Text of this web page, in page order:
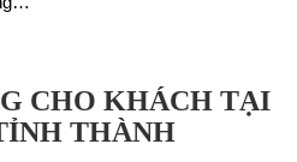
CHO KHÁCH TẠI
THÀNH